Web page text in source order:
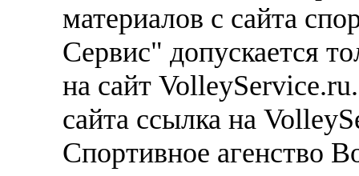
материалов с сайта
Сервис" допускается
на сайт
сайта ссылка на
Спортивное агенство